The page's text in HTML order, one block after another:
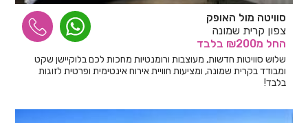
סוויטה מול האופק
צפון קרית שמונה
החל מ₪200 בלבד
שלוש סוויטות חדשות, מעוצבות ורומנטיות מחכות לכם בלוקיישן שקט
ומבודד בקרית שמונה, ומציעות חוויית אירוח אינטימית ופרטית לזוגות
בלבד!